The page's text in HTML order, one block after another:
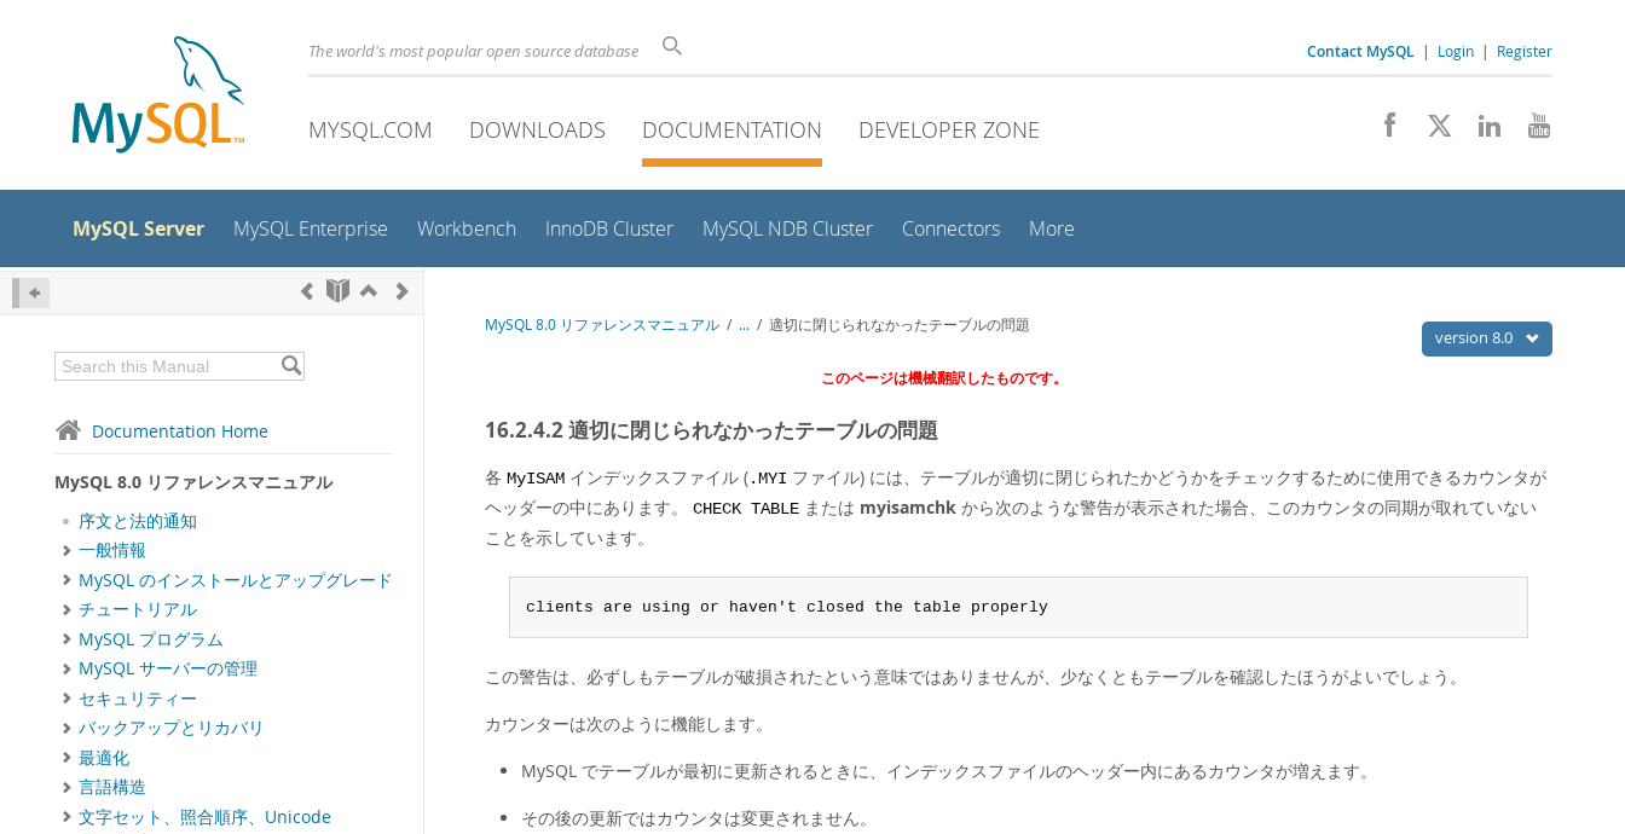
The world's most popular open source database Contact MySQL | Login | Register
MYSQL.COM DOWNLOADS DOCUMENTATION DEVELOPER ZONE
MySQL Server MySQL Enterprise Workbench InnoDB Cluster MySQL NDB Cluster Connectors More
Documentation Home
MySQL 8.0 リファレンスマニュアル
序文と法的通知
一般情報
MySQL のインストールとアップグレード
チュートリアル
MySQL プログラム
MySQL サーバーの管理
セキュリティー
バックアップとリカバリ
最適化
言語構造
文字セット、照合順序、Unicode
version 8.0
MySQL 8.0 リファレンスマニュアル / ... / 適切に閉じられなかったテーブルの問題
このページは機械翻訳したものです。
16.2.4.2 適切に閉じられなかったテーブルの問題
各 MyISAM インデックスファイル ( .MYI ファイル) には、テーブルが適切に閉じられたかどうかをチェックするために使用できるカウンタが
ヘッダーの中にあります。
CHECK TABLE または myisamchk から次のような警告が表示された場合、このカウンタの同期が取れていない
ことを示しています。
clients are using or haven't closed the table properly
この警告は、必ずしもテーブルが破損されたという意味ではありませんが、少なくともテーブルを確認したほうがよいでしょう。
カウンターは次のように機能します。
MySQL でテーブルが最初に更新されるときに、インデックスファイルのヘッダー内にあるカウンタが増えます。
その後の更新ではカウンタは変更されません。